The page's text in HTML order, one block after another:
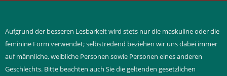
Aufgrund der besseren Lesbarkeit wird stets nur die maskuline oder die
feminine Form verwendet; selbstredend beziehen wir uns dabei immer
auf männliche, weibliche Personen sowie Personen eines anderen
Geschlechts. Bitte beachten auch Sie die geltenden gesetzlichen